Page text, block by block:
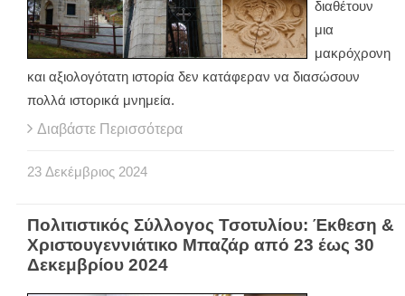
διαθέτουν
μια
μακρόχρονη
και αξιολογότατη ιστορία δεν κατάφεραν να διασώσουν
πολλά ιστορικά μνημεία.
Διαβάστε Περισσότερα
23 Δεκέμβριος 2024
Πολιτιστικός Σύλλογος Τσοτυλίου: Έκθεση &
Χριστουγεννιάτικο Μπαζάρ από 23 έως 30
Δεκεμβρίου 2024